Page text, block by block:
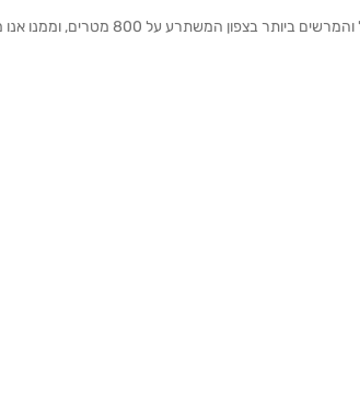
אנחנו מזמינים אותכם להתרשם מאולם